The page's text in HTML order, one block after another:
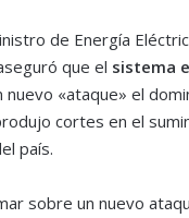
de Energía
que el sistema
nuevo «ataque» el
cortes en el
país.
sobre un nuevo